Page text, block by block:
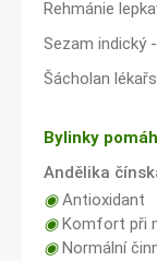
Rehmánie
Sezam indický
Šácholan
Bylinky
Andělika
◉Antioxidant
◉Komfort při
◉Normální